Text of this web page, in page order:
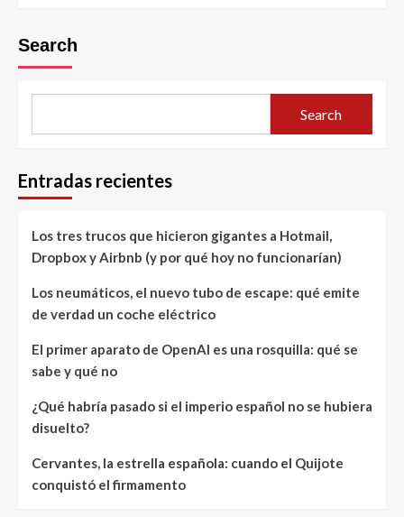
Search
Search
Entradas recientes
Los tres trucos que hicieron gigantes a Hotmail,
Dropbox y Airbnb (y por qué hoy no funcionarían)
Los neumáticos, el nuevo tubo de escape: qué emite
de verdad un coche eléctrico
El primer aparato de OpenAI es una rosquilla: qué se
sabe y qué no
¿Qué habría pasado si el imperio español no se hubiera
disuelto?
Cervantes, la estrella española: cuando el Quijote
conquistó el firmamento